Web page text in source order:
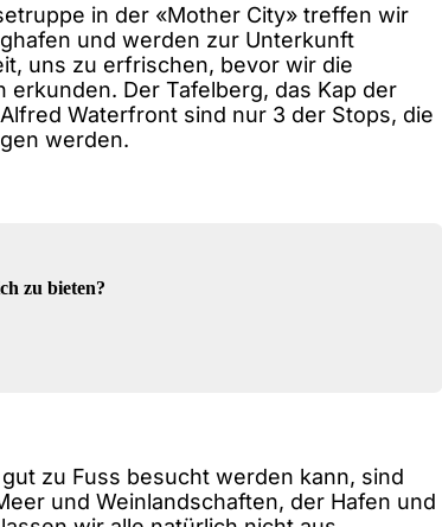
in der «Mother City» treffen wir
und werden zur Unterkunft
uns zu erfrischen, bevor wir die
Der Tafelberg, das Kap der
Waterfront sind nur 3 der Stops, die
werden.
zu bieten?
zu Fuss besucht werden kann, sind
und Weinlandschaften, der Hafen und